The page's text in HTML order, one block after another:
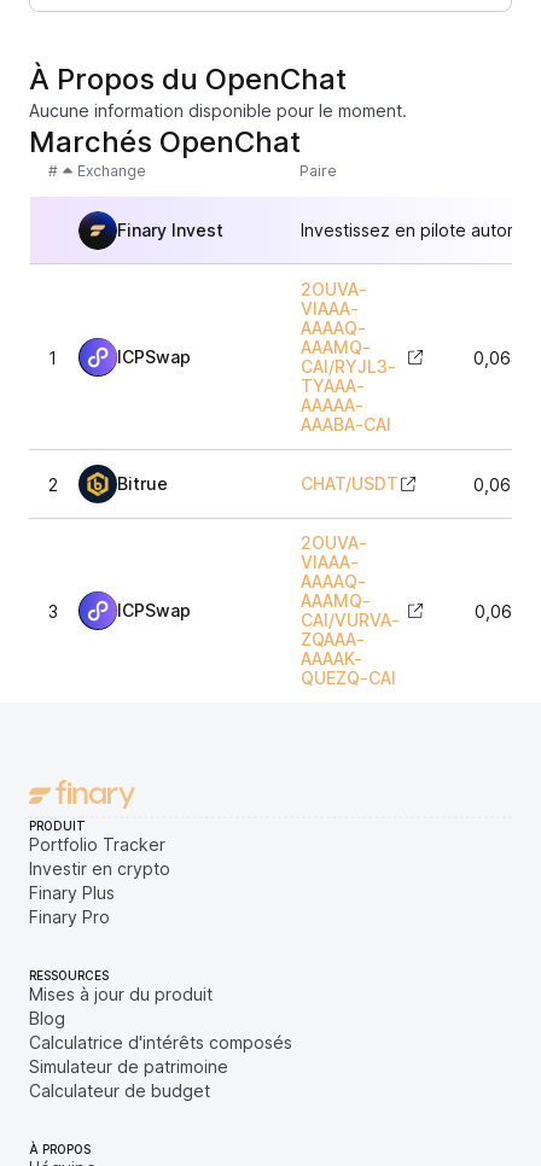
À Propos du OpenChat
Aucune information disponible pour le moment.
Marchés OpenChat
# Exchange Paire
Finary Invest Investissez en pilote
1 ICPSwap
2OUVA-
VIAAA-
AAAAQ-
AAAMQ-
CAI/RYJL3-
TYAAA-
AAAAA-
AAABA-CAI
2 Bitrue CHAT/USDT
3 ICPSwap
2OUVA-
VIAAA-
AAAAQ-
AAAMQ-
CAI/VURVA-
ZQAAA-
AAAAK-
QUEZQ-CAI
PRODUIT
Portfolio Tracker
Investir en crypto
Finary Plus
Finary Pro
RESSOURCES
Mises à jour du produit
Blog
Calculatrice d'intérêts composés
Simulateur de patrimoine
Calculateur de budget
À PROPOS